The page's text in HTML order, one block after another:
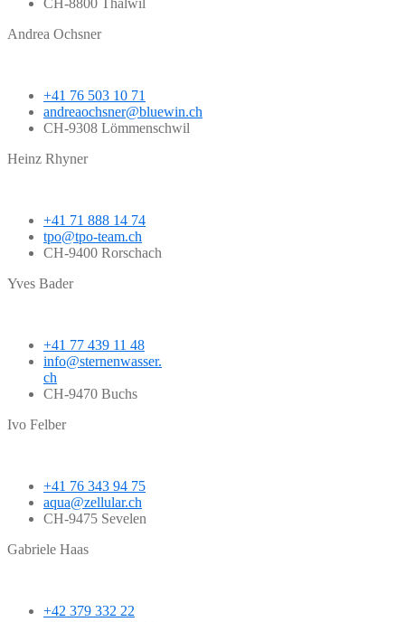
Andrea Ochsner
+41 76 503 10 71
andreaochsner@bluewin.ch
CH-9308 Lömmenschwil
Heinz Rhyner
+41 71 888 14 74
tpo@tpo-team.ch
CH-9400 Rorschach
Yves Bader
+41 77 439 11 48
info@sternenwasser.
ch
CH-9470 Buchs
Ivo Felber
+41 76 343 94 75
aqua@zellular.ch
CH-9475 Sevelen
Gabriele Haas
+42 379 332 22